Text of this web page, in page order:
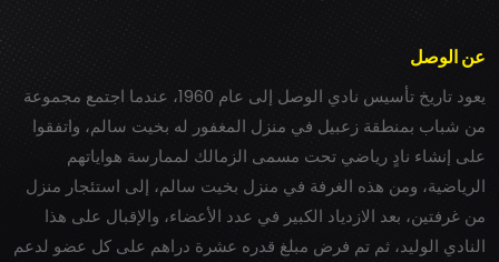
عن الوصل
يعود تاريخ تأسيس نادي الوصل إلى عام 1960، عندما اجتمع مجموعة
من شباب بمنطقة زعبيل في منزل المغفور له بخيت سالم، واتفقوا
على إنشاء نادٍ رياضي تحت مسمى الزمالك لممارسة هواياتهم
الرياضية، ومن هذه الغرفة في منزل بخيت سالم، إلى استئجار منزل
من غرفتين، بعد الازدياد الكبير في عدد الأعضاء، والإقبال على هذا
النادي الوليد، ثم تم فرض مبلغ قدره عشرة دراهم على كل عضو لدعم